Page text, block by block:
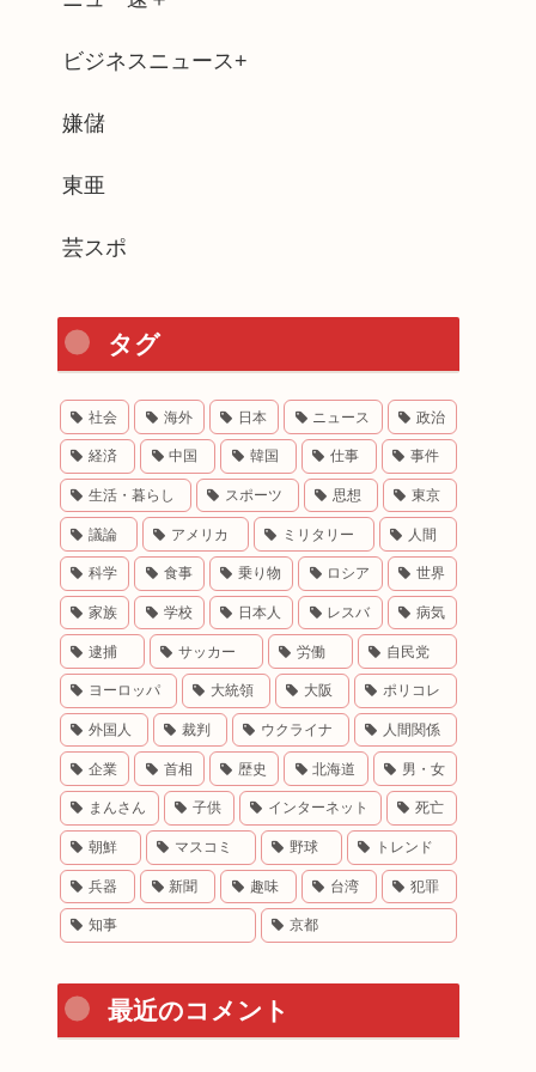
ビジネスニュース+
嫌儲
東亜
芸スポ
タグ
社会 海外 日本 ニュース 政治
経済 中国 韓国 仕事 事件
生活・暮らし スポーツ 思想 東京
議論 アメリカ ミリタリー 人間
科学 食事 乗り物 ロシア 世界
家族 学校 日本人 レスバ 病気
逮捕 サッカー 労働 自民党
ヨーロッパ 大統領 大阪 ポリコレ
外国人 裁判 ウクライナ 人間関係
企業 首相 歴史 北海道 男・女
まんさん 子供 インターネット 死亡
朝鮮 マスコミ 野球 トレンド
兵器 新聞 趣味 台湾 犯罪
知事 京都
最近のコメント